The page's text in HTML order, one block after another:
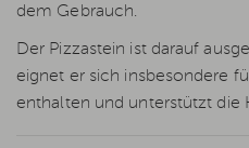
dem Gebrauch.
Der Pizzastein ist darauf
eignet er sich insbesondere
enthalten und unterstützt die